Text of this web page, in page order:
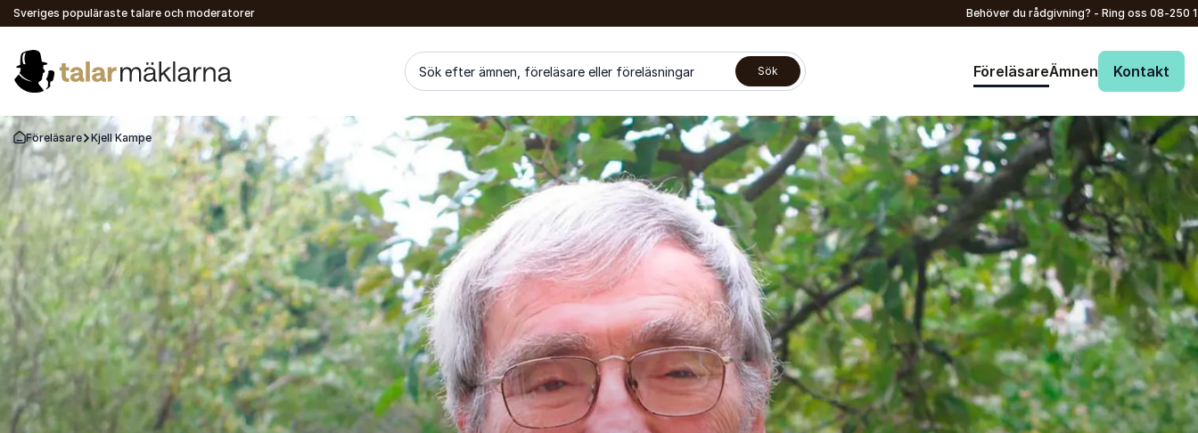
Sveriges populäraste talare och moderatorer Behöver du rådgivning? - Ring oss 08-250
Sök efter ämnen, föreläsare eller föreläsningar Sök FöreläsareÄmnen Kontakt
Gå tillbaka till startsidan
Föreläsare Kjell Kampe
Ditt namn *
E-post*
Telefon
Skicka förfrågan :
Ring oss
08-250 150